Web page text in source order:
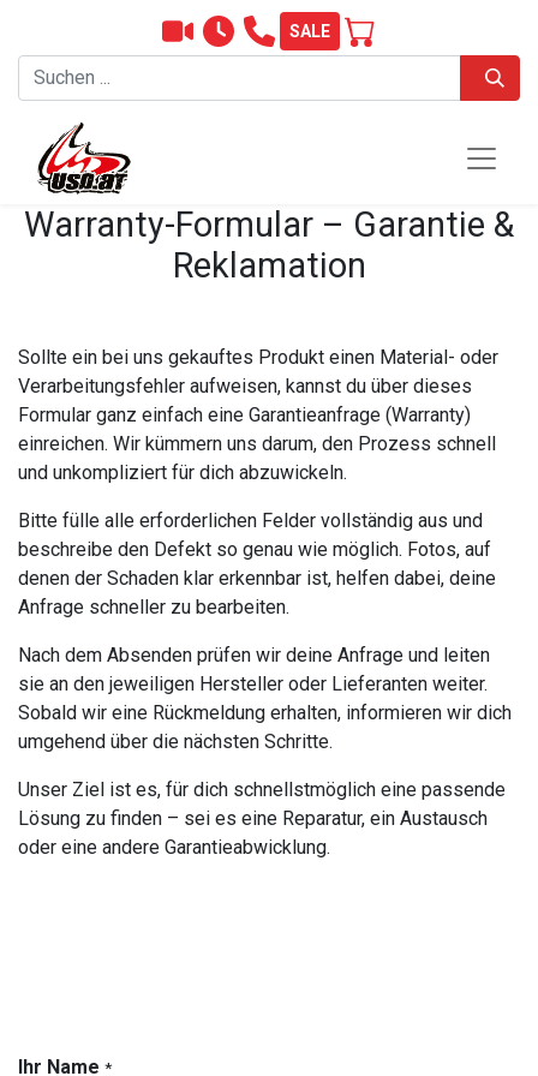
SALE
Warranty-Formular – Garantie &
Reklamation
Sollte ein bei uns gekauftes Produkt einen Material- oder
Verarbeitungsfehler aufweisen, kannst du über dieses
Formular ganz einfach eine Garantieanfrage (Warranty)
einreichen. Wir kümmern uns darum, den Prozess schnell
und unkompliziert für dich abzuwickeln.
Bitte fülle alle erforderlichen Felder vollständig aus und
beschreibe den Defekt so genau wie möglich. Fotos, auf
denen der Schaden klar erkennbar ist, helfen dabei, deine
Anfrage schneller zu bearbeiten.
Nach dem Absenden prüfen wir deine Anfrage und leiten
sie an den jeweiligen Hersteller oder Lieferanten weiter.
Sobald wir eine Rückmeldung erhalten, informieren wir dich
umgehend über die nächsten Schritte.
Unser Ziel ist es, für dich schnellstmöglich eine passende
Lösung zu finden – sei es eine Reparatur, ein Austausch
oder eine andere Garantieabwicklung.
Ihr Name *